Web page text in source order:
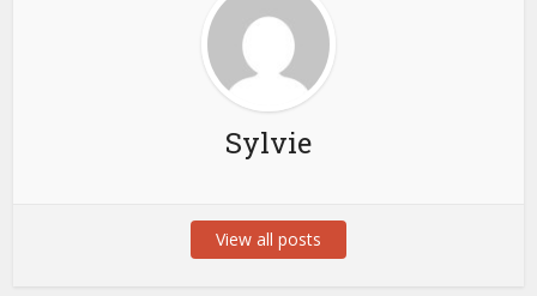
Sylvie
View all posts